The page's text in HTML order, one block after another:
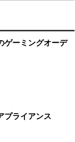
ゲーミングオーデ
プライアンス